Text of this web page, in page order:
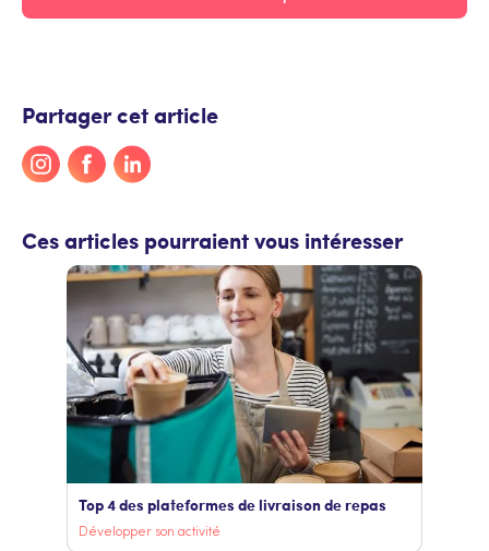
Partager cet article
Ces articles pourraient vous intéresser
Top 4 des plateformes de livraison de repas
Développer son activité